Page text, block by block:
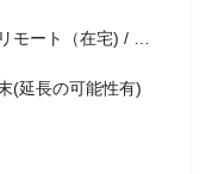
モート（在宅) / 浜
(延長の可能性有)